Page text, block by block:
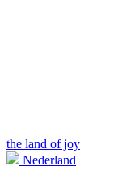
the land of joy
Nederland